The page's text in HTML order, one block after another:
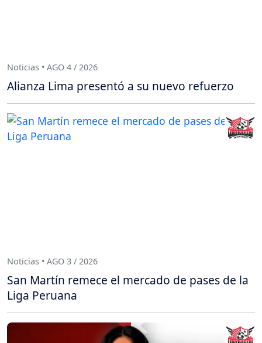
Noticias • AGO 4 / 2026
Alianza Lima presentó a su nuevo refuerzo
Noticias • AGO 3 / 2026
San Martín remece el mercado de pases de la
Liga Peruana